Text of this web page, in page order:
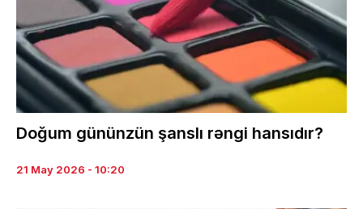
Doğum gününzün şanslı rəngi hansıdır?
21 May 2026 - 10:20